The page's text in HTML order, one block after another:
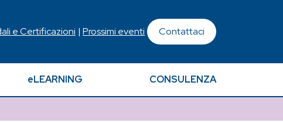
e Certificazioni | Prossimi eventi Contattaci
eLEARNING CONSULENZA